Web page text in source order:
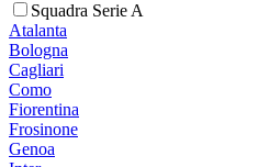
Squadra Serie A
Atalanta
Bologna
Cagliari
Como
Fiorentina
Frosinone
Genoa